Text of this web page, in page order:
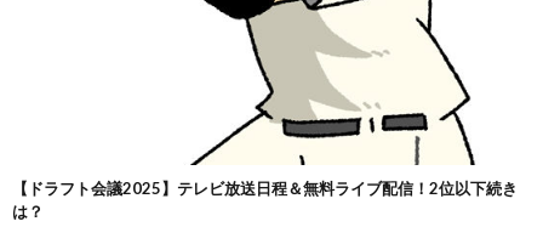
【ドラフト会議2025】テレビ放送日程＆無料ライブ配信！2位以下続き
は？